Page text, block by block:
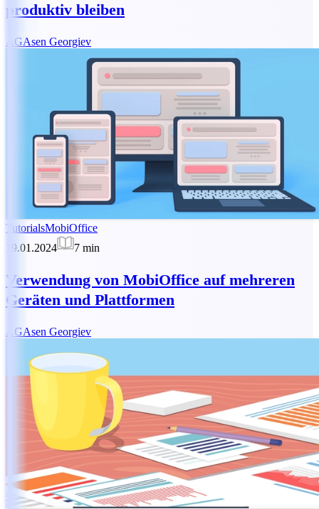
produktiv bleiben
AGAsen Georgiev
TutorialsMobiOffice
19.01.2024
7 min
Verwendung von MobiOffice auf mehreren
Geräten und Plattformen
AGAsen Georgiev